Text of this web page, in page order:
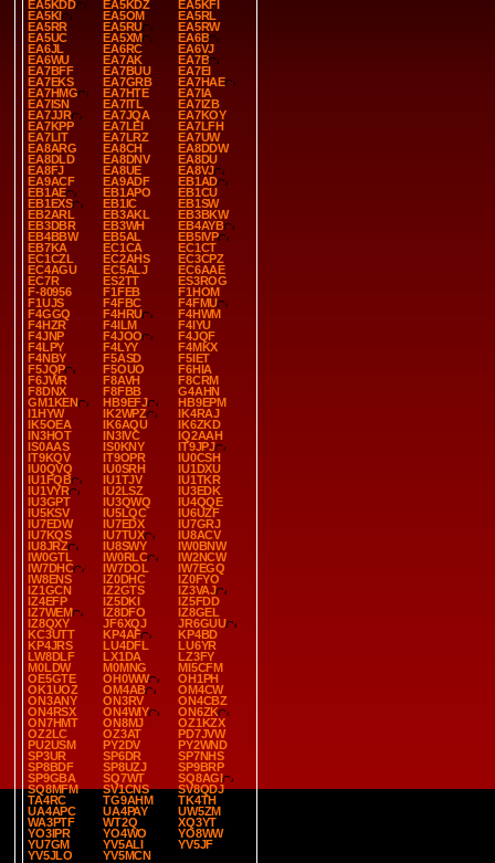
EA5KDD
EA5KDZ
EA5KFI
EA5KI
EA5OM
EA5RL
EA5RR
EA5RU
EA5RW
EA5UC
EA5XM
EA6B
EA6JL
EA6RC
EA6VJ
EA6WU
EA7AK
EA7B
EA7BFF
EA7BUU
EA7EI
EA7EKS
EA7GRB
EA7HAE
EA7HMG
EA7HTE
EA7IA
EA7ISN
EA7ITL
EA7IZB
EA7JJR
EA7JQA
EA7KOY
EA7KPP
EA7LEI
EA7LFH
EA7LIT
EA7LRZ
EA7UW
EA8ARG
EA8CH
EA8DDW
EA8DLD
EA8DNV
EA8DU
EA8FJ
EA8UE
EA8VJ
EA9ACF
EA9ADF
EB1AD
EB1AE
EB1APO
EB1CU
EB1EXS
EB1IC
EB1SW
EB2ARL
EB3AKL
EB3BKW
EB3DBR
EB3WH
EB4AYB
EB4BBW
EB5AL
EB5IVP
EB7KA
EC1CA
EC1CT
EC1CZL
EC2AHS
EC3CPZ
EC4AGU
EC5ALJ
EC6AAE
EC7R
ES2TT
ES3ROG
F-80956
F1FEB
F1HOM
F1UJS
F4FBC
F4FMU
F4GGQ
F4HRU
F4HWM
F4HZR
F4ILM
F4IYU
F4JNP
F4JOO
F4JQF
F4LPY
F4LYY
F4MKX
F4NBY
F5ASD
F5IET
F5JQP
F5OUO
F6HIA
F6JWR
F8AVH
F8CRM
F8DNX
F8FBB
G4AHN
GM1KEN
HB9EFJ
HB9EPM
I1HYW
IK2WPZ
IK4RAJ
IK5OEA
IK6AQU
IK6ZKD
IN3HOT
IN3IVC
IQ2AAH
IS0AAS
IS0KNY
IT9JPJ
IT9KQV
IT9OPR
IU0CSH
IU0QVQ
IU0SRH
IU1DXU
IU1FQB
IU1TJV
IU1TKR
IU1VYR
IU2LSZ
IU3EDK
IU3GPT
IU3QWQ
IU4QQE
IU5KSV
IU5LQC
IU6UZF
IU7EDW
IU7EDX
IU7GRJ
IU7KQS
IU7TUX
IU8ACV
IU8JRZ
IU8SWY
IW0BNW
IW0GTL
IW0RLC
IW2NCW
IW7DHC
IW7DOL
IW7EGQ
IW8ENS
IZ0DHC
IZ0FYO
IZ1GCN
IZ2GTS
IZ3VAJ
IZ4EFP
IZ5DKI
IZ5FDD
IZ7WEM
IZ8DFO
IZ8GEL
IZ8QXY
JF6XQJ
JR6GUU
KC3UTT
KP4AF
KP4BD
KP4JRS
LU4DFL
LU6YR
LW8DLF
LX1DA
LZ3FY
M0LDW
M0MNG
MI5CFM
OE5GTE
OH0WW
OH1PH
OK1UOZ
OM4AB
OM4CW
ON3ANY
ON3RV
ON4CBZ
ON4RSX
ON4WIY
ON6ZK
ON7HMT
ON8MJ
OZ1KZX
OZ2LC
OZ3AT
PD7JVW
PU2USM
PY2DV
PY2WND
SP3UR
SP6DR
SP7NHS
SP8BDF
SP8UZJ
SP9BRP
SP9GBA
SQ7WT
SQ8AGI
SQ8MFM
SV1CNS
SV8QDJ
TA4RC
TG9AHM
TK4TH
UA4APC
UA4PAY
UW5ZM
WA3PTF
WT2Q
XQ3YT
YO3IPR
YO4WO
YO8WW
YU7GM
YV5ALI
YV5JF
YV5JLO
YV5MCN